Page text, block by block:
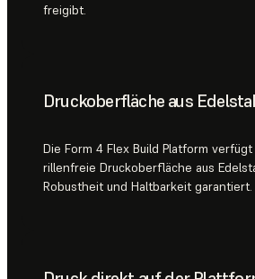
freigibt.
Druckoberfläche aus
Die Form 4 Flex Build Platform
rillenfreie Druckoberfläche aus
Robustheit und Haltbarkeit garantiert.